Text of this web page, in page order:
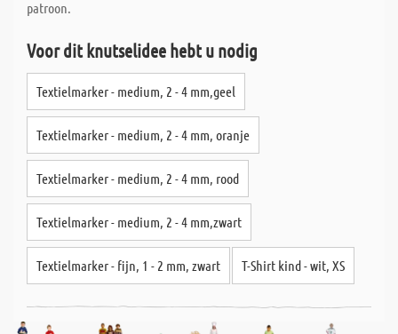
patroon.
Voor dit knutselidee hebt u nodig
Textielmarker - medium, 2 - 4 mm,geel
Textielmarker - medium, 2 - 4 mm, oranje
Textielmarker - medium, 2 - 4 mm, rood
Textielmarker - medium, 2 - 4 mm,zwart
Textielmarker - fijn, 1 - 2 mm, zwart T-Shirt kind - wit, XS